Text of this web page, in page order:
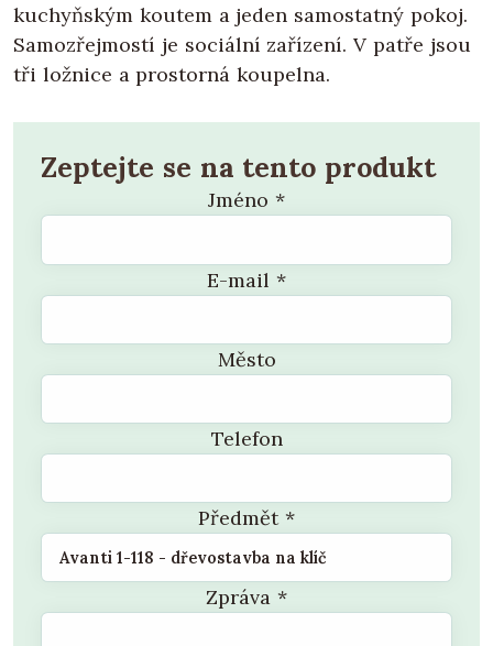
kuchyňským koutem a jeden samostatný pokoj.
Samozřejmostí je sociální zařízení. V patře jsou
tři ložnice a prostorná koupelna.
Zeptejte se na tento produkt
Jméno *
E-mail *
Město
Telefon
Předmět*
Zpráva *